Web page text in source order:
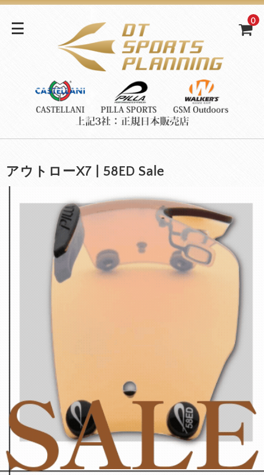
0
アウトローX7 | 58ED Sale